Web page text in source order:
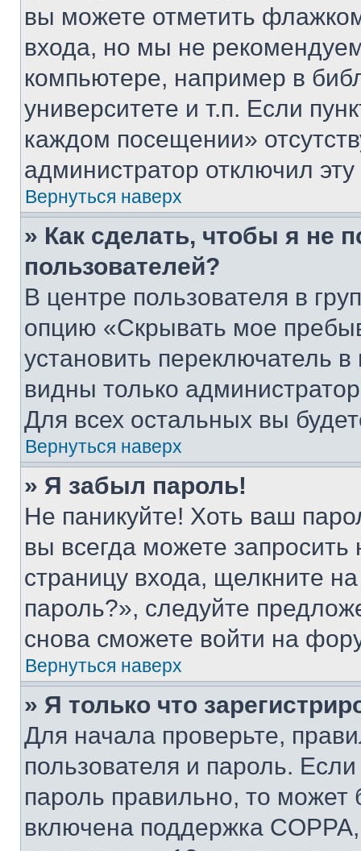
вы можете отметить
входа, но мы не
компьютере, например в
университете и т.п. Если
каждом посещении»
администратор отключил
Вернуться наверх
» Как сделать, чтобы я не
пользователей?
В центре пользователя в
опцию «Скрывать мое
установить переключатель
видны только
Для всех остальных вы
Вернуться наверх
» Я забыл пароль!
Не паникуйте! Хоть ваш
вы всегда можете
страницу входа, щелкните
пароль?», следуйте
снова сможете войти на
Вернуться наверх
» Я только что
Для начала проверьте,
пользователя и пароль.
пароль правильно, то может
включена поддержка